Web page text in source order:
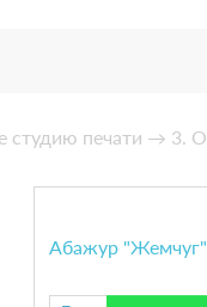
печати → 3.
Абажур "Жемчуг"